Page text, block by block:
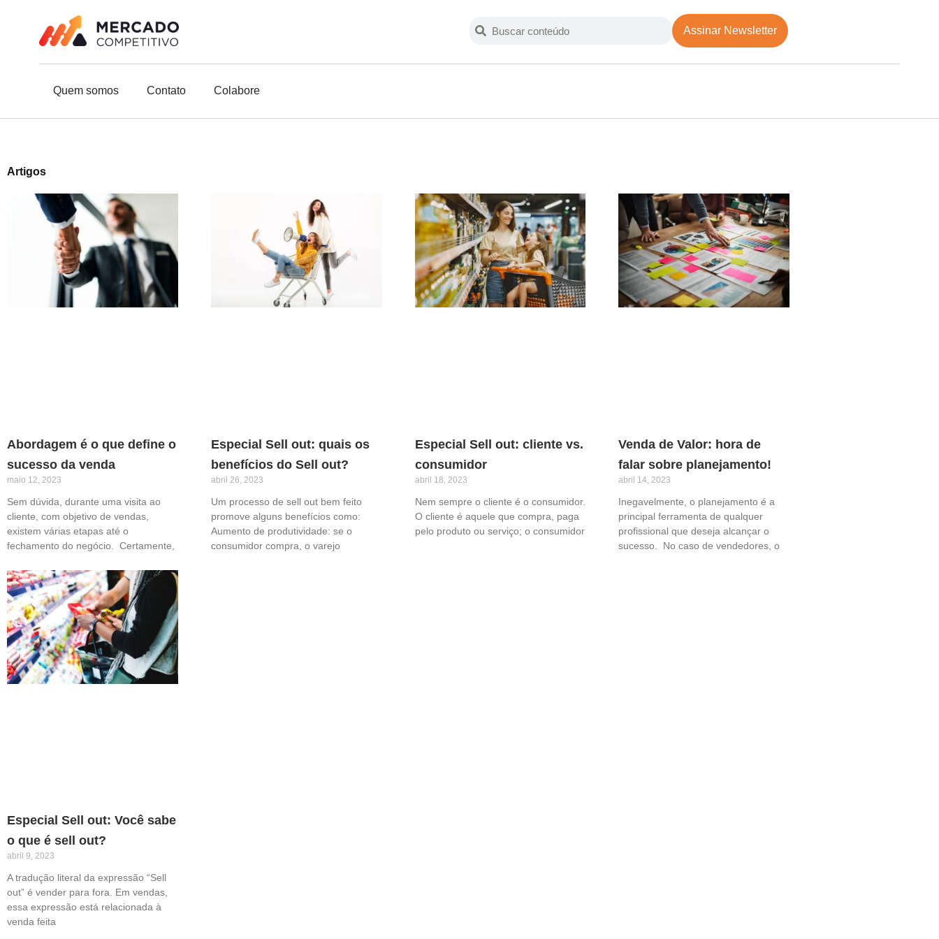
conteúdo
SearchSearch Assinar Newsletter
Quem somos Contato Colabore
Artigos
Abordagem é o que define o
sucesso da venda
maio 12, 2023
Sem dúvida, durante uma visita ao
cliente, com objetivo de vendas,
existem várias etapas até o
fechamento do negócio. Certamente,
Especial Sell out: quais os
benefícios do Sell out?
abril 26, 2023
Um processo de sell out bem feito
promove alguns benefícios como:
Aumento de produtividade: se o
consumidor compra, o varejo
Especial Sell out: cliente vs.
consumidor
abril 18, 2023
Nem sempre o cliente é o consumidor.
O cliente é aquele que compra, paga
pelo produto ou serviço; o consumidor
Venda de Valor: hora de
falar sobre planejamento!
abril 14, 2023
Inegavelmente, o planejamento é a
principal ferramenta de qualquer
profissional que deseja alcançar o
sucesso. No caso de vendedores, o
Especial Sell out: Você sabe
o que é sell out?
abril 9, 2023
A tradução literal da expressão “Sell
out” é vender para fora. Em vendas,
essa expressão está relacionada à
venda feita
PagePagePage